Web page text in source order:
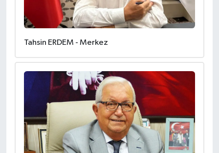
Tahsin ERDEM - Merkez